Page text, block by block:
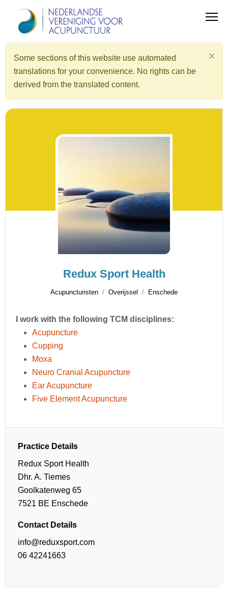
Some sections of this website use automated
translations for your convenience. No rights can be
derived from the translated content.
Redux Sport Health
Acupuncturisten Overijssel Enschede
I work with the following TCM disciplines:
Acupuncture
Cupping
Moxa
Neuro Cranial Acupuncture
Ear Acupuncture
Five Element Acupuncture
Practice Details
Redux Sport Health
Dhr. A. Tiemes
Goolkatenweg 65
7521 BE Enschede
Contact Details
info@reduxsport.com
06 42241663